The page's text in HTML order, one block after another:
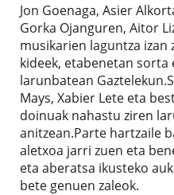
Jon Goenaga, Asier
Gorka Ojanguren, Aitor
musikarien laguntza
kideek, etabenetan
larunbatean
Mays, Xabier Lete eta
doinuak nahastu ziren
anitzean.Parte hartzaile
aletxoa jarri zuen eta
eta aberatsa ikusteko
bete genuen zaleok.